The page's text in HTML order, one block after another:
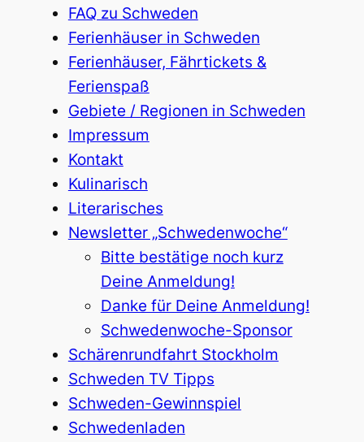
FAQ zu Schweden
Ferienhäuser in Schweden
Ferienhäuser, Fährtickets &
Ferienspaß
Gebiete / Regionen in Schweden
Impressum
Kontakt
Kulinarisch
Literarisches
Newsletter „Schwedenwoche“
Bitte bestätige noch kurz
Deine Anmeldung!
Danke für Deine Anmeldung!
Schwedenwoche-Sponsor
Schärenrundfahrt Stockholm
Schweden TV Tipps
Schweden-Gewinnspiel
Schwedenladen